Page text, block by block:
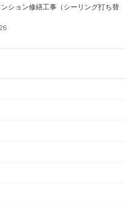
ション修繕工事（シーリング打ち替